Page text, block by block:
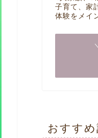
子育て、家
体験をメイ
おすすめ